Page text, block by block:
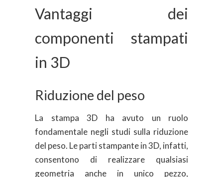
Vantaggi dei
componenti stampati
in 3D
Riduzione del peso
La stampa 3D ha avuto un ruolo
fondamentale negli studi sulla riduzione
del peso. Le parti stampante in 3D, infatti,
consentono di realizzare qualsiasi
geometria anche in unico pezzo,